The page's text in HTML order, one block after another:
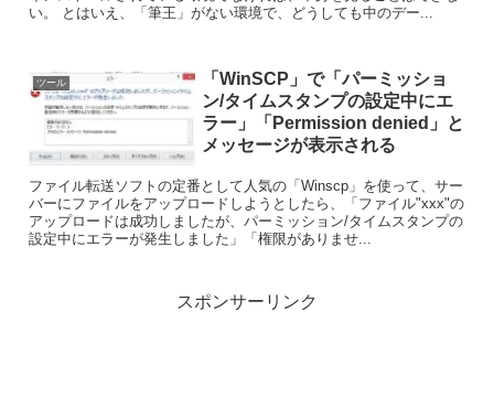
い。 とはいえ、「筆王」がない環境で、どうしても中のデー...
ツール
「WinSCP」で「パーミッショ
ン/タイムスタンプの設定中にエ
ラー」「Permission denied」と
メッセージが表示される
ファイル転送ソフトの定番として人気の「Winscp」を使って、サー
バーにファイルをアップロードしようとしたら、「ファイル"xxx"の
アップロードは成功しましたが、パーミッション/タイムスタンプの
設定中にエラーが発生しました」「権限がありませ...
スポンサーリンク